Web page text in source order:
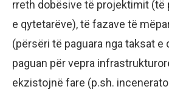
rreth dobësive të projektimit (të
e qytetarëve), të fazave të
(përsëri të paguara nga taksat e
paguan për vepra
ekzistojnë fare (p.sh.